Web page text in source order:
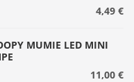
4,49 €
MUMIE LED MINI
11,00 €